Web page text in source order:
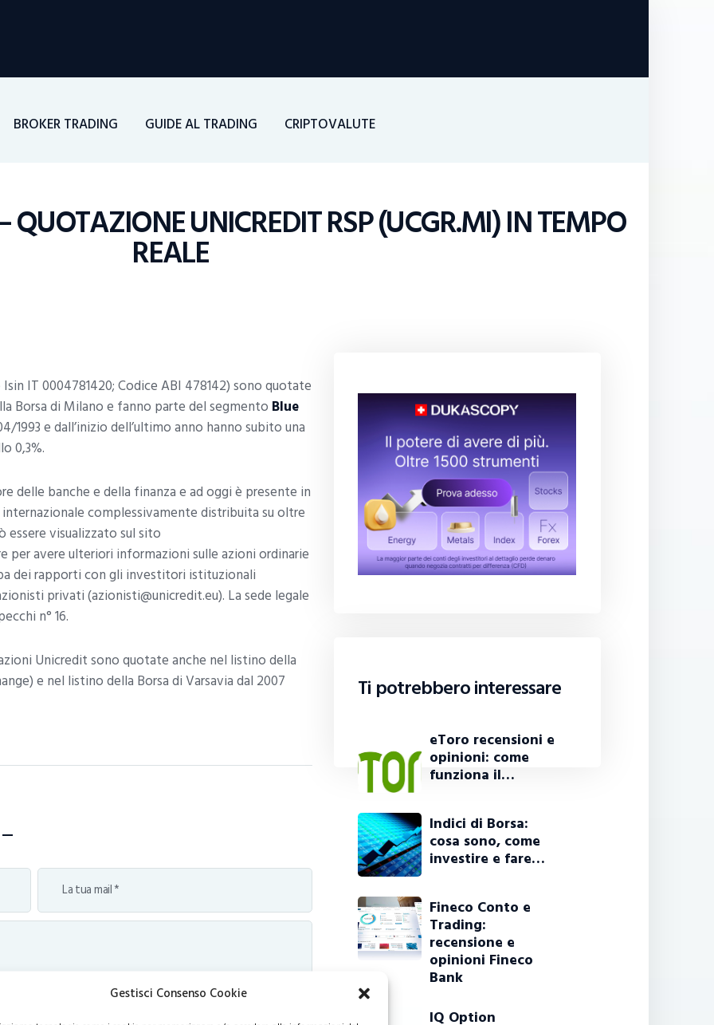
Gestisci Consenso Cookie
BROKER TRADING GUIDE AL TRADING CRIPTOVALUTE
QUOTAZIONE UNICREDIT RSP (UCGR.MI) IN TEMPO
REALE
Al Trading
IT 0004781420; Codice ABI 478142) sono quotate
Borsa di Milano e fanno parte del segmento Blue
1993 e dall’inizio dell’ultimo anno hanno subito una
0,3%.
delle banche e della finanza e ad oggi è presente in
complessivamente distribuita su oltre
visualizzato sul sito
per avere ulteriori informazioni sulle azioni ordinarie
dei rapporti con gli investitori istituzionali
privati (azionisti@unicredit.eu). La sede legale
n° 16.
Unicredit sono quotate anche nel listino della
e nel listino della Borsa di Varsavia dal 2007
Ti potrebbero interessare
eToro recensioni e
opinioni: come
funziona il…
Indici di Borsa:
cosa sono, come
investire e fare…
Fineco Conto e
Trading:
recensione e
opinioni Fineco
Bank
IQ Option